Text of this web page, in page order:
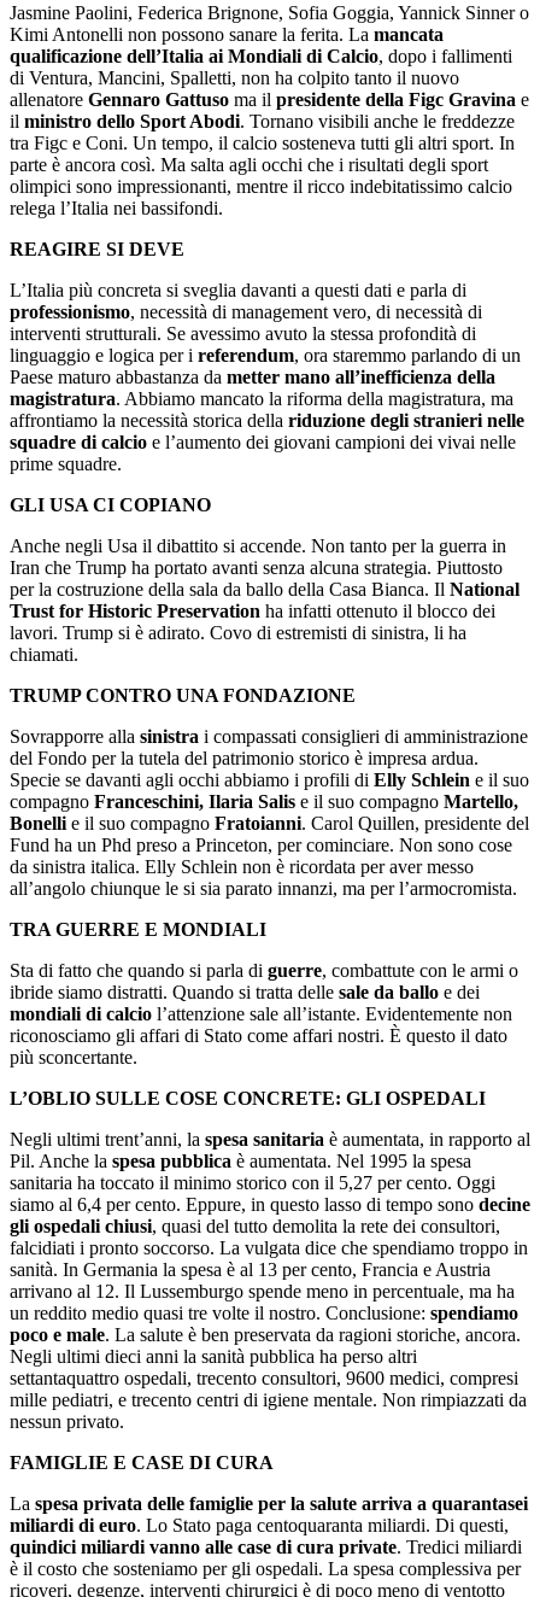
Jasmine Paolini, Federica Brignone, Sofia Goggia, Yannick Sinner o
Kimi Antonelli non possono sanare la ferita. La mancata
qualificazione dell’Italia ai Mondiali di Calcio, dopo i fallimenti
di Ventura, Mancini, Spalletti, non ha colpito tanto il nuovo
allenatore Gennaro Gattuso ma il presidente della Figc Gravina e
il ministro dello Sport Abodi. Tornano visibili anche le freddezze
tra Figc e Coni. Un tempo, il calcio sosteneva tutti gli altri sport. In
parte è ancora così. Ma salta agli occhi che i risultati degli sport
olimpici sono impressionanti, mentre il ricco indebitatissimo calcio
relega l’Italia nei bassifondi.
REAGIRE SI DEVE
L’Italia più concreta si sveglia davanti a questi dati e parla di
professionismo, necessità di management vero, di necessità di
interventi strutturali. Se avessimo avuto la stessa profondità di
linguaggio e logica per i referendum, ora staremmo parlando di un
Paese maturo abbastanza da metter mano all’inefficienza della
magistratura. Abbiamo mancato la riforma della magistratura, ma
affrontiamo la necessità storica della riduzione degli stranieri nelle
squadre di calcio e l’aumento dei giovani campioni dei vivai nelle
prime squadre.
GLI USA CI COPIANO
Anche negli Usa il dibattito si accende. Non tanto per la guerra in
Iran che Trump ha portato avanti senza alcuna strategia. Piuttosto
per la costruzione della sala da ballo della Casa Bianca. Il National
Trust for Historic Preservation ha infatti ottenuto il blocco dei
lavori. Trump si è adirato. Covo di estremisti di sinistra, li ha
chiamati.
TRUMP CONTRO UNA FONDAZIONE
Sovrapporre alla sinistra i compassati consiglieri di amministrazione
del Fondo per la tutela del patrimonio storico è impresa ardua.
Specie se davanti agli occhi abbiamo i profili di Elly Schlein e il suo
compagno Franceschini, Ilaria Salis e il suo compagno Martello,
Bonelli e il suo compagno Fratoianni. Carol Quillen, presidente del
Fund ha un Phd preso a Princeton, per cominciare. Non sono cose
da sinistra italica. Elly Schlein non è ricordata per aver messo
all’angolo chiunque le si sia parato innanzi, ma per l’armocromista.
TRA GUERRE E MONDIALI
Sta di fatto che quando si parla di guerre, combattute con le armi o
ibride siamo distratti. Quando si tratta delle sale da ballo e dei
mondiali di calcio l’attenzione sale all’istante. Evidentemente non
riconosciamo gli affari di Stato come affari nostri. È questo il dato
più sconcertante.
L’OBLIO SULLE COSE CONCRETE: GLI OSPEDALI
Negli ultimi trent’anni, la spesa sanitaria è aumentata, in rapporto al
Pil. Anche la spesa pubblica è aumentata. Nel 1995 la spesa
sanitaria ha toccato il minimo storico con il 5,27 per cento. Oggi
siamo al 6,4 per cento. Eppure, in questo lasso di tempo sono decine
gli ospedali chiusi, quasi del tutto demolita la rete dei consultori,
falcidiati i pronto soccorso. La vulgata dice che spendiamo troppo in
sanità. In Germania la spesa è al 13 per cento, Francia e Austria
arrivano al 12. Il Lussemburgo spende meno in percentuale, ma ha
un reddito medio quasi tre volte il nostro. Conclusione: spendiamo
poco e male. La salute è ben preservata da ragioni storiche, ancora.
Negli ultimi dieci anni la sanità pubblica ha perso altri
settantaquattro ospedali, trecento consultori, 9600 medici, compresi
mille pediatri, e trecento centri di igiene mentale. Non rimpiazzati da
nessun privato.
FAMIGLIE E CASE DI CURA
La spesa privata delle famiglie per la salute arriva a quarantasei
miliardi di euro. Lo Stato paga centoquaranta miliardi. Di questi,
quindici miliardi vanno alle case di cura private. Tredici miliardi
è il costo che sosteniamo per gli ospedali. La spesa complessiva per
ricoveri, degenze, interventi chirurgici è di poco meno di ventotto